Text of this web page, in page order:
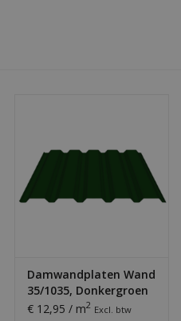
Damwandplaten Wand
35/1035, Donkergroen
€ 12,95 / m2 Excl. btw